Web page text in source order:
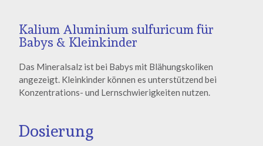
Kalium Aluminium sulfuricum für
Babys & Kleinkinder
Das Mineralsalz ist bei Babys mit Blähungskoliken
angezeigt. Kleinkinder können es unterstützend bei
Konzentrations- und Lernschwierigkeiten nutzen.
Dosierung